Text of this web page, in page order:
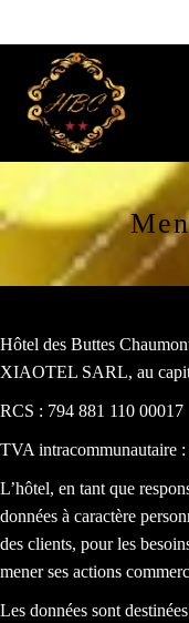
Hôtel des Buttes
XIAOTEL SARL, au
RCS : 794 881 110 00017
TVA intracommunautaire
L’hôtel, en tant que
données à caractère
des clients, pour les
mener ses actions
Les données sont